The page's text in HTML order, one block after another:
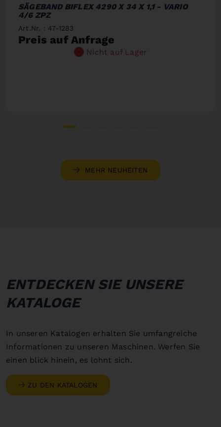
SÄGEBAND BIFLEX 4290 X 34 X 1,1 - VARIO
4/6 ZPZ
Art.Nr. : 47-1283
Preis auf Anfrage
Nicht auf Lager
MEHR NEUHEITEN
ENTDECKEN SIE UNSERE
KATALOGE
In unseren Katalogen erhalten Sie umfangreiche
Informationen zu unseren Maschinen. Werfen Sie
einen blick hinein, es lohnt sich.
ZU DEN KATALOGEN